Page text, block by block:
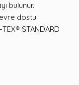
bulunur.
dostu
STANDARD